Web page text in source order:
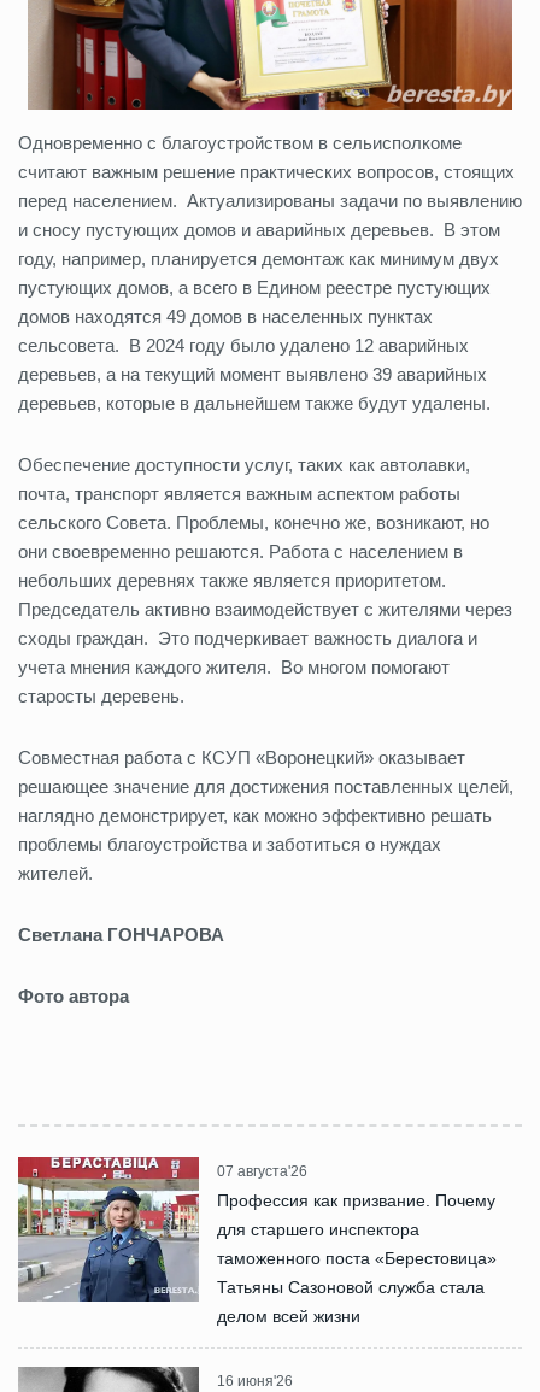
Одновременно с благоустройством в сельисполкоме
считают важным решение практических вопросов, стоящих
перед населением. Актуализированы задачи по выявлению
и сносу пустующих домов и аварийных деревьев. В этом
году, например, планируется демонтаж как минимум двух
пустующих домов, а всего в Едином реестре пустующих
домов находятся 49 домов в населенных пунктах
сельсовета. В 2024 году было удалено 12 аварийных
деревьев, а на текущий момент выявлено 39 аварийных
деревьев, которые в дальнейшем также будут удалены.
Обеспечение доступности услуг, таких как автолавки,
почта, транспорт является важным аспектом работы
сельского Совета. Проблемы, конечно же, возникают, но
они своевременно решаются. Работа с населением в
небольших деревнях также является приоритетом.
Председатель активно взаимодействует с жителями через
сходы граждан. Это подчеркивает важность диалога и
учета мнения каждого жителя. Во многом помогают
старосты деревень.
Совместная работа с КСУП «Воронецкий» оказывает
решающее значение для достижения поставленных целей,
наглядно демонстрирует, как можно эффективно решать
проблемы благоустройства и заботиться о нуждах
жителей.
Светлана ГОНЧАРОВА
Фото автора
07 августа'26
Профессия как призвание. Почему
для старшего инспектора
таможенного поста «Берестовица»
Татьяны Сазоновой служба стала
делом всей жизни
16 июня'26